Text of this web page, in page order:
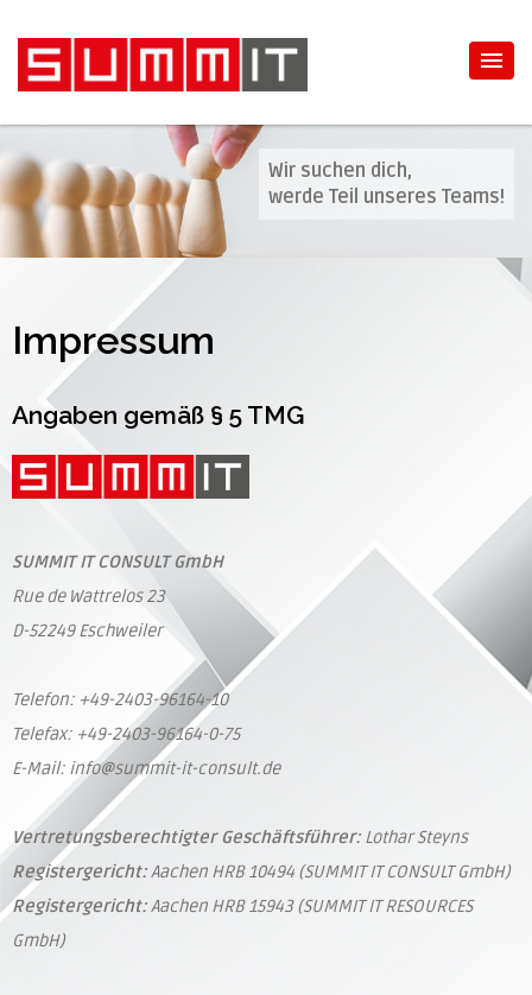
Wir suchen dich,
werde Teil unseres Teams!
Impressum
Angaben gemäß § 5 TMG
SUMMIT IT CONSULT GmbH
Rue de Wattrelos 23
D-52249 Eschweiler
Telefon: +49-2403-96164-10
Telefax: +49-2403-96164-0-75
E-Mail: info@summit-it-consult.de
Vertretungsberechtigter Geschäftsführer:Lothar Steyns
Registergericht:Aachen HRB 10494 (SUMMIT IT CONSULT GmbH)
Registergericht:Aachen HRB 15943 (SUMMIT IT RESOURCES
GmbH)